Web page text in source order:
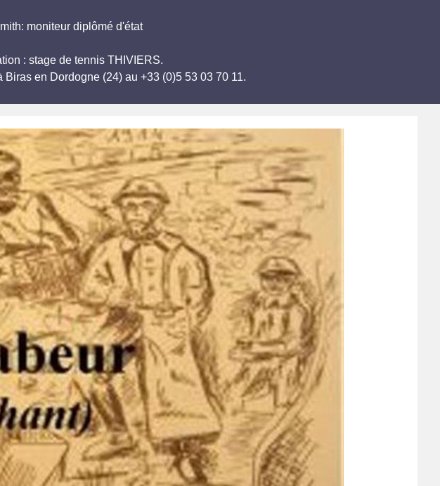
moniteur diplômé d'état
: stage de tennis THIVIERS.
en Dordogne (24) au +33 (0)5 53 03 70 11.